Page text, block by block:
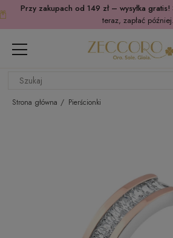
Przy zakupach od 149 zł – wysyłka gratis!
teraz, zapłać później.
Strona główna Pierścionki